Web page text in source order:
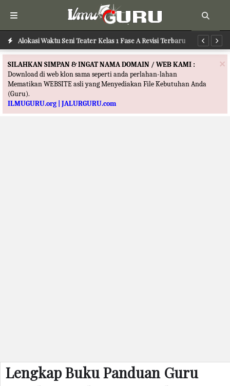
Alokasi Waktu Seni Teater Kelas 1 Fase A Revisi Terbaru
Alokasi Waktu Seni Tari Kelas 1 Fase A Revisi Terbaru
×
SILAHKAN SIMPAN & INGAT NAMA DOMAIN / WEB KAMI :
Download di web klon sama seperti anda perlahan-lahan
Mematikan WEBSITE asli yang Menyediakan File Kebutuhan Anda
(Guru).
ILMUGURU.org | JALURGURU.com
Lengkap Buku Panduan Guru